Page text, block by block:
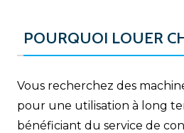
POURQUOI LOUER
Vous recherchez des
pour une utilisation à long
bénéficiant du service de